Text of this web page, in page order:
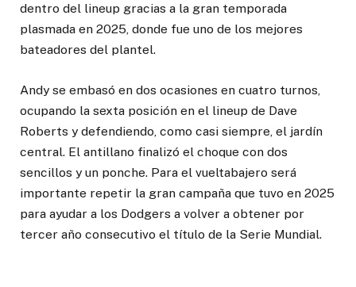
dentro del lineup gracias a la gran temporada
plasmada en 2025, donde fue uno de los mejores
bateadores del plantel.
Andy se embasó en dos ocasiones en cuatro turnos,
ocupando la sexta posición en el lineup de Dave
Roberts y defendiendo, como casi siempre, el jardín
central. El antillano finalizó el choque con dos
sencillos y un ponche. Para el vueltabajero será
importante repetir la gran campaña que tuvo en 2025
para ayudar a los Dodgers a volver a obtener por
tercer año consecutivo el título de la Serie Mundial.